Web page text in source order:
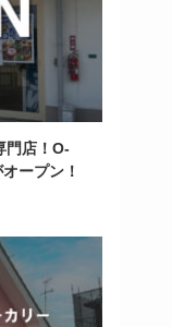
門店！O-
ープン！